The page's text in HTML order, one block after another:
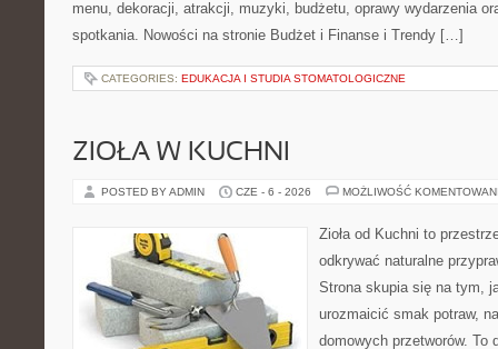
menu, dekoracji, atrakcji, muzyki, budżetu, oprawy wydarzenia
spotkania. Nowości na stronie Budżet i Finanse i Trendy […]
CATEGORIES: EDUKACJA I STUDIA STOMATOLOGICZNE
ZIOŁA W KUCHNI
POSTED BY ADMIN CZE - 6 - 2026 MOŻLIWOŚĆ
Zioła od Kuchni to
odkrywać naturalne
Strona skupia się na tym,
urozmaicić smak potraw,
domowych przetworów. To